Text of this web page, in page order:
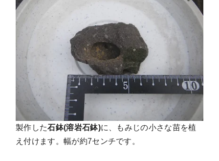
製作した石鉢(溶岩石鉢)に、もみじの小さな苗を植
え付けます。幅が約7センチです。